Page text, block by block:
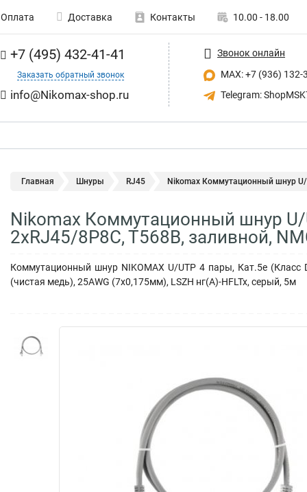
Оплата Доставка Контакты 10.00 - 18.00
+7 (495) 432-41-41
Заказать обратный звонок
info@Nikomax-shop.ru
Звонок онлайн
MAX: +7 (936) 132-
Telegram:
Главная Шнуры RJ45 Nikomax Коммутационный шнур
Nikomax Коммутационный шнур
2хRJ45/8P8C, T568B, заливной,
Коммутационный шнур NIKOMAX U/UTP 4 пары, Кат.5е
(чистая медь), 25AWG (7x0,175мм), LSZH нг(А)-HFLTx, серый, 5м